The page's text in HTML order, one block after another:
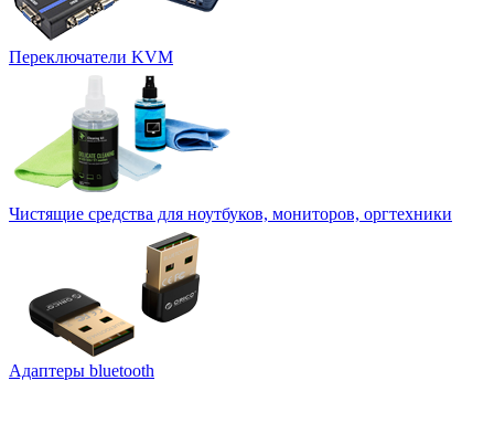
Переключатели KVM
Чистящие средства для ноутбуков, мониторов, оргтехники
Адаптеры bluetooth